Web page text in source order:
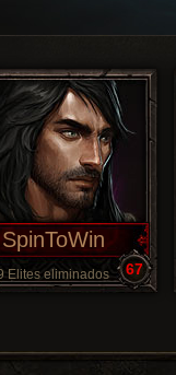
SpinToWin
Elites eliminados 67